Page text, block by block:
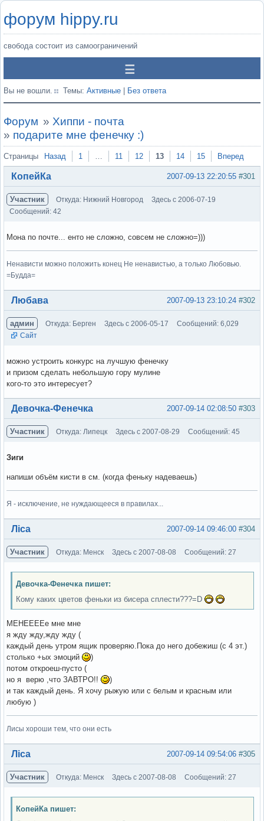
форум hippy.ru
свобода состоит из самоограничений
Вы не вошли. Темы: Активные Без ответа
Форум » Хиппи - почта
» подарите мне фенечку :)
Страницы Назад 1 … 11 12 13 14 15 Вперед
#301
2007-09-13 22:20:55
КопейКа
Участник Откуда: Нижний Новгород
Здесь с 2006-07-19
Сообщений: 42
Мона по почте... енто не сложно, совсем не сложно=)))
Ненависти можно положить конец Не ненавистью, а только Любовью.
=Будда=
Вне форума #302
2007-09-13 23:10:24
Любава
админ Откуда: Берген Здесь с 2006-05-17
Сообщений: 6,029
Сайт
можно устроить конкурс на лучшую фенечку
и призом сделать небольшую гору мулине
кого-то это интересует?
Вне форума #303
2007-09-14 02:08:50
Девочка-Фенечка
Участник Откуда: Липецк Здесь с 2007-08-29 Сообщений: 45
Зиги
напиши объём кисти в см. (когда феньку надеваешь)
Я - исключение, не нуждающееся в правилах...
Вне форума #304
2007-09-14 09:46:00
Ліса
Участник Откуда: Менск Здесь с 2007-08-08 Сообщений: 27
Девочка-Фенечка пишет:
Кому каких цветов феньки из бисера сплести???=D
МЕНЕЕЕЕе мне мне
я жду жду,жду жду (
каждый день утром ящик проверяю.Пока до него добежиш (с 4 эт.)
столько +ых эмоций
)
потом откроеш-пусто (
но я верю ,что ЗАВТРО!!
)
и так каждый день. Я хочу рыжую или с белым и красным или
любую )
Лисы хороши тем, что они есть
Вне форума #305
2007-09-14 09:54:06
Ліса
Участник Откуда: Менск Здесь с 2007-08-08 Сообщений: 27
КопейКа пишет: